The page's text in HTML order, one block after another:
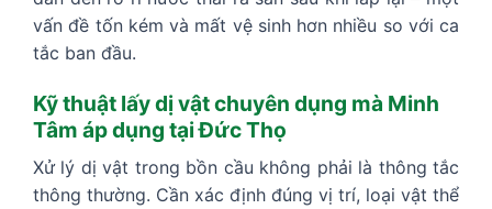
vấn đề tốn kém và mất vệ sinh hơn nhiều so với ca
tắc ban đầu.
Kỹ thuật lấy dị vật chuyên dụng mà Minh
Tâm áp dụng tại Đức Thọ
Xử lý dị vật trong bồn cầu không phải là thông tắc
thông thường. Cần xác định đúng vị trí, loại vật thể